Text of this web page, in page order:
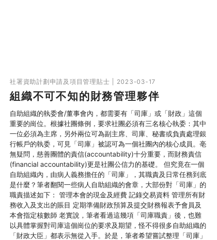
社署資助計劃申請及項目管理貼士 | 2023-03-17
組織不可不知的財務管理夥伴
自助組織的執委會/董事會內，都需要有「司庫」或「財政」這個
重要的崗位。根據社團條例，要求社團必須有三名核心執委：其中
一位必須為主席，另外兩位可為副主席、司庫、秘書或負責處理銀
行帳戶的執委，可見「司庫」被認可為一個社團內的核心成員。亳
無疑問，慈善團體的責信(accountability)十分重要，而財務責信
(financial accountability)更是社團公信力的基礎。 但究竟在一個
自助組織內，由病人義務擔任的「司庫」，其職責及日常任務到底
是什麼？筆者翻閱一些病人自助組織的會章，大部份對「司庫」的
職責描述如下： 管理本會的現金及經費 記錄交易資料 管理所有財
務收入及支出的賬目 定期準備財政預算及提交財務報表予會員及
本會指定核數師 老實說，筆者看過這幾項「司庫職責」後，也難
以具體掌握對司庫這個崗位的要求及期望，怪不得很多自助組織的
「財政大臣」都表示無從入手。於是，筆者希望嘗試整理「司庫」